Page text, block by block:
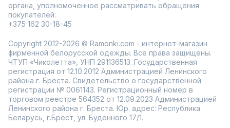
Подходит для работы, встреч с друзьями и вечеринок
Примерка перед покупкой и быстрая доставка делают
процесс выбора лёгким и приятным. Футболка с
гардероб.
органа, уполномоченное рассматривать обращения
покупателей:
+375 162 30-18-45
Copyright 2012-2026 © Ramonki.com - интернет-магазин
фирменной белорусской одежды. Все права защищены.
ЧТУП «Чиколетта», УНП 291136513. Государственная
регистрация от 12.10.2012 Администрацией Ленинского
района г. Бреста. Свидетельство о государственной
регистрации № 0061143. Регистрационный номер в
торговом реестре 564352 от 12.09.2023 Администрацией
Ленинского района г. Бреста. Юр. адрес: Республика
Беларусь, г.Брест, ул. Буденного 17/1.